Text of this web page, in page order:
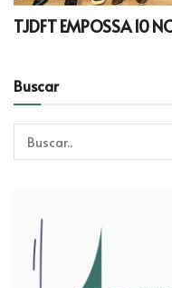
TJDFT EMPOSSA 10
Buscar